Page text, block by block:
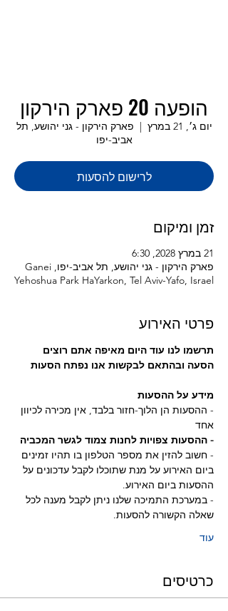
הופעה 20 פארק הירקון
יום ג׳, 21 במרץ
  |
פארק הירקון - גני יהושע, תל
אביב-יפו
לרישום להסעות
זמן ומיקום
21 במרץ 2028, 6:30
פארק הירקון - גני יהושע, תל אביב-יפו, Ganei
Yehoshua Park HaYarkon, Tel Aviv-Yafo, Israel
פרטי האירוע
תרשמו לנו עוד היום מאיפה אתם רוצים
הסעה ובהתאם לבקשות אנו נפתח הסעות
מידע על ההסעות
- ההסעות הן הלוך-חזור בלבד, אין מכירה לכיוון
אחד
- ההסעות צפויות לחנות צמוד לגשר המכביה
- חשוב להזין את מספר הטלפון בו תהיו זמינים
ביום האירוע על מנת שתוכלו לקבל עדכונים על
ההסעות ביום האירוע.
- במערכת התמיכה שלנו ניתן לקבל מענה לכל
שאלה הקשורה להסעות.
עוד
כרטיסים